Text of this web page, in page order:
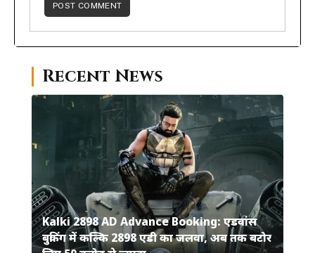
Recent News
Kalki 2898 AD Advance Booking: एडवांस
बुकिंग में कल्कि 2898 एडी का जलवा, अब तक बटोर